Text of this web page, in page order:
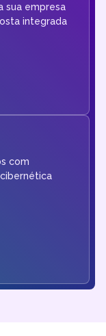
sua empresa
integrada
com